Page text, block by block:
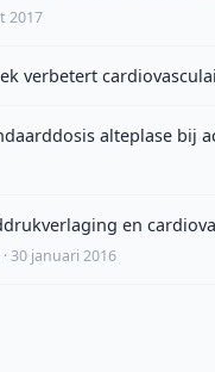
2017
verbetert
alteplase bij
en
30 januari 2016